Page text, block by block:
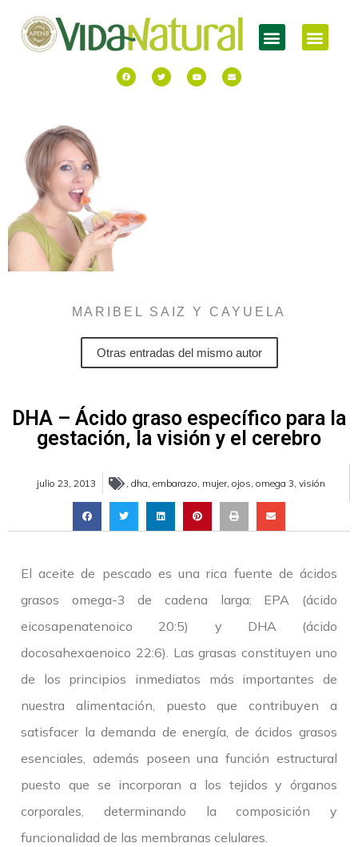
MARIBEL SAIZ Y CAYUELA
Otras entradas del mismo autor
DHA – Ácido graso específico para la
gestación, la visión y el cerebro
julio 23, 2013 , dha, embarazo, mujer, ojos, omega 3, visión
El aceite de pescado es una rica fuente de ácidos
grasos omega-3 de cadena larga: EPA (ácido
eicosapenatenoico 20:5) y DHA (ácido
docosahexaenoico 22:6). Las grasas constituyen uno
de los principios inmediatos más importantes de
nuestra alimentación, puesto que contribuyen a
satisfacer la demanda de energía, de ácidos grasos
esenciales, además poseen una función estructural
puesto que se incorporan a los tejidos y órganos
corporales, determinando la composición y
funcionalidad de las membranas celulares.